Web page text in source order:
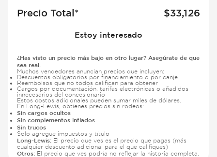
Precio Total* $33,126
Estoy interesado
¿Has visto un precio más bajo en otro lugar? Asegúrate de que
sea real.
Muchos vendedores anuncian precios que incluyen:
Descuentos obligatorios por financiamiento o por canje
Reembolsos que no todos califican para obtener
Cargos por documentación, tarifas electrónicas o añadidos
innecesarios del concesionario
Estos costos adicionales pueden sumar miles de dólares.
En Long-Lewis, obtienes precios sin rodeos:
Sin cargos ocultos
Sin complementos inflados
Sin trucos
Solo agregue impuestos y título
Long-Lewis: El precio que ves es el precio que pagas (más
cualquier descuento adicional para el que califiques)
Otros: El precio que ves podría no reflejar la historia completa.